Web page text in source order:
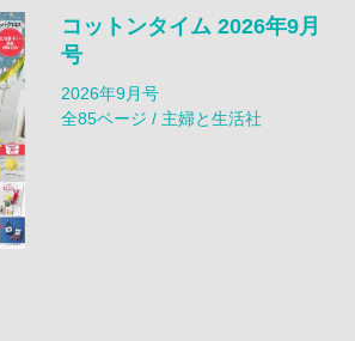
コットンタイム 2026年9月
号
2026年9月号
全85ページ / 主婦と生活社